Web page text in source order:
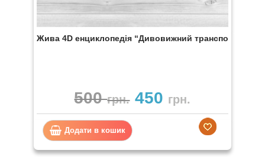
Жива 4D енциклопедія “Дивовижний транспорт”
500грн. 450 грн.
Додати в кошик